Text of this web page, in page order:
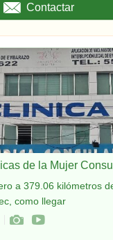
Contactar
de la Mujer
a 379.06 kilómetros
como llegar